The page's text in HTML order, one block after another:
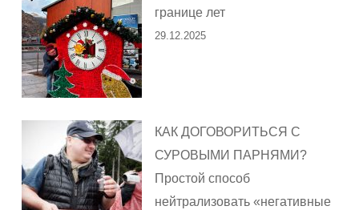
границе лет
29.12.2025
КАК ДОГОВОРИТЬСЯ С
СУРОВЫМИ ПАРНЯМИ?
Простой способ
нейтрализовать «негативные